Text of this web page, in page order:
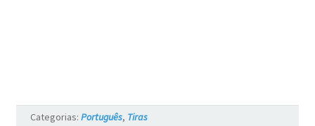
Categorias: Português, Tiras